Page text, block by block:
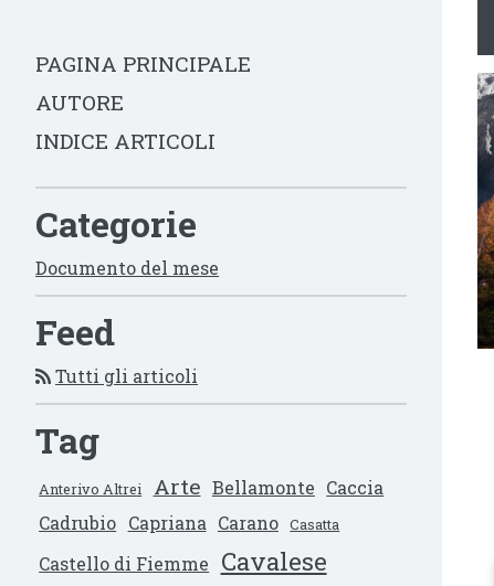
PAGINA PRINCIPALE
AUTORE
INDICE ARTICOLI
Categorie
Documento del mese
Feed
Tutti gli articoli
Tag
Anterivo Altrei Arte Bellamonte Caccia
Cadrubio Capriana Carano Casatta
Castello di Fiemme
Cavalese